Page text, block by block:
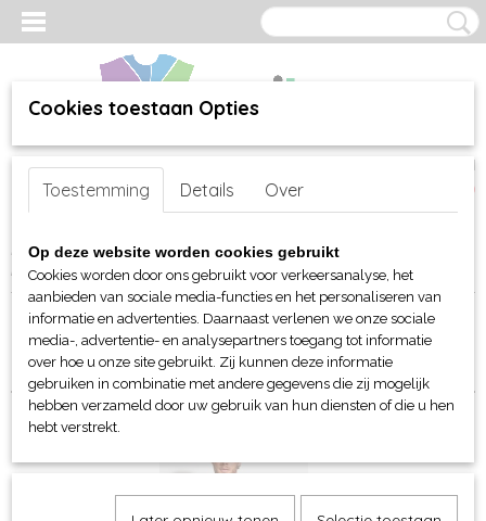
Inloggen Registreren
(0)
Home >webshop>Per merk >Sol's>Sportkleding
haar> Sporthesjes
Sorteer op:
Cookies toestaan Opties
Toestemming Details Over
Op deze website worden cookies gebruikt
Cookies worden door ons gebruikt voor verkeersanalyse, het
aanbieden van sociale media-functies en het personaliseren van
informatie en advertenties. Daarnaast verlenen we onze sociale
media-, advertentie- en analysepartners toegang tot informatie
over hoe u onze site gebruikt. Zij kunnen deze informatie
gebruiken in combinatie met andere gegevens die zij mogelijk
hebben verzameld door uw gebruik van hun diensten of die u hen
hebt verstrekt.